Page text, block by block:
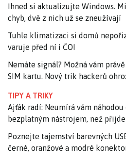
Ihned si aktualizujte Windows.
chyb, dvě z nich už se zneužívají
Tuhle klimatizaci si domů
varuje před ní i ČOI
Nemáte signál? Možná vám
SIM kartu. Nový trik hackerů
TIPY A TRIKY
Ajťák radí: Neumírá vám
bezplatným nástrojem, než
Poznejte tajemství barevných
černé, oranžové a modré